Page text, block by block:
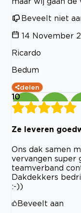
Beveelt niet
14 November
Ricardo
Bedum
delen
10
Ze leveren
Ons dak samen
vervangen super
teamverband
Dakdekkers
:-))
Beveelt aan